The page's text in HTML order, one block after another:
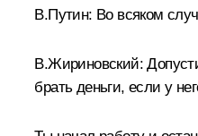
В.Путин: Во всяком
В.Жириновский:
брать деньги, если у